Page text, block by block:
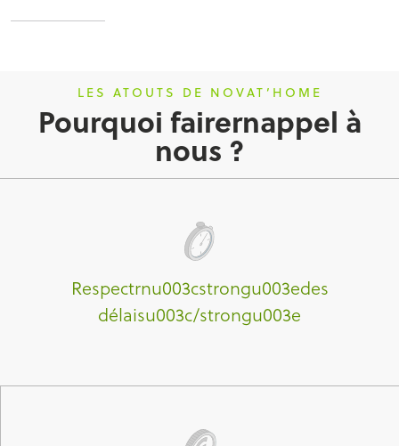
LES ATOUTS DE NOVAT’HOME
Pourquoi fairernappel à
nous ?
Respectrnu003cstrongu003edes
délaisu003c/strongu003e